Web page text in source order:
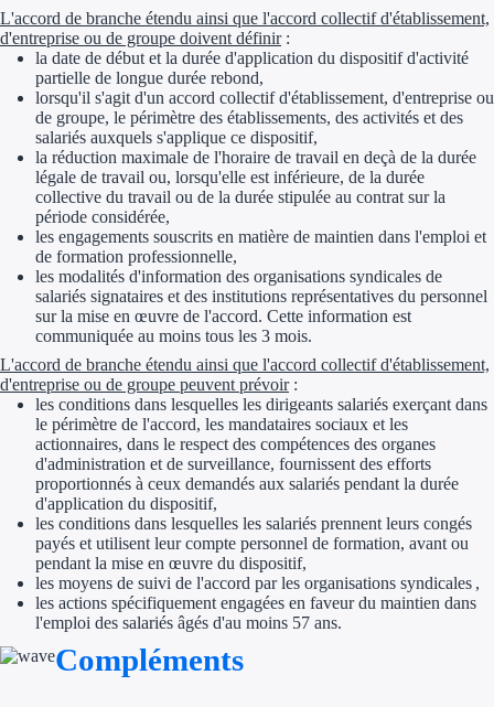
Aides Région
Aides Région
Aides Région
Outre-mer
Aides Région
Aides Région
Aides Région
Couvertures
Aides Européennes
Nos tarifs
L'accord de branche étendu ainsi que l'accord collectif d'établissement,
d'entreprise ou de groupe doivent définir:
la date de début et la durée d'application du dispositif d'activité
partielle de longue durée rebond,
lorsqu'il s'agit d'un accord collectif d'établissement, d'entreprise ou
de groupe, le périmètre des établissements, des activités et des
salariés auxquels s'applique ce dispositif,
la réduction maximale de l'horaire de travail en deçà de la durée
légale de travail ou, lorsqu'elle est inférieure, de la durée
collective du travail ou de la durée stipulée au contrat sur la
période considérée,
les engagements souscrits en matière de maintien dans l'emploi et
de formation professionnelle,
les modalités d'information des organisations syndicales de
salariés signataires et des institutions représentatives du personnel
sur la mise en œuvre de l'accord. Cette information est
communiquée au moins tous les 3 mois.
L'accord de branche étendu ainsi que l'accord collectif d'établissement,
d'entreprise ou de groupe peuvent prévoir:
les conditions dans lesquelles les dirigeants salariés exerçant dans
le périmètre de l'accord, les mandataires sociaux et les
actionnaires, dans le respect des compétences des organes
d'administration et de surveillance, fournissent des efforts
proportionnés à ceux demandés aux salariés pendant la durée
d'application du dispositif,
les conditions dans lesquelles les salariés prennent leurs congés
payés et utilisent leur compte personnel de formation, avant ou
pendant la mise en œuvre du dispositif,
les moyens de suivi de l'accord par les organisations syndicales ,
les actions spécifiquement engagées en faveur du maintien dans
l'emploi des salariés âgés d'au moins 57 ans.
Compléments